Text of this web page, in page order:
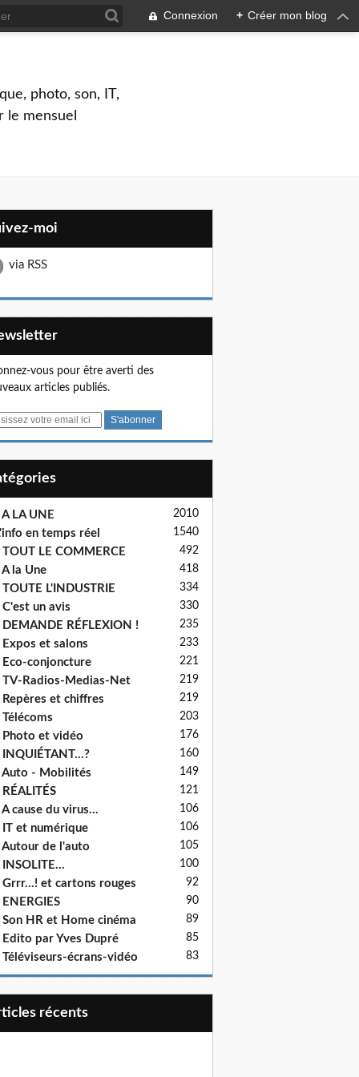
Connexion + Créer mon blog
photo, son, IT,
le mensuel
moi
via RSS
vous pour être averti des
articles publiés.
LA UNE 2010
en temps réel 1540
LE COMMERCE 492
la Une 418
L'INDUSTRIE 334
un avis 330
RÉFLEXION ! 235
et salons 233
conjoncture 221
Radios-Medias-Net 219
et chiffres 219
203
et vidéo 176
160
Auto - Mobilités 149
121
cause du virus... 106
et numérique 106
de l'auto 105
100
et cartons rouges 92
90
HR et Home cinéma 89
par Yves Dupré 85
écrans-vidéo 83
récents